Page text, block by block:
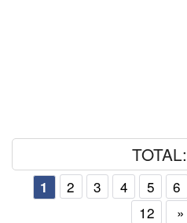
1 2 3 4 5 6
12
»